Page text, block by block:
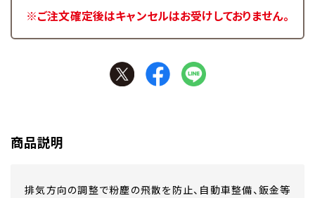
※ご注文確定後はキャンセルはお受けしておりません。
商品説明
排気方向の調整で粉塵の飛散を防止、自動車整備、鈑金等